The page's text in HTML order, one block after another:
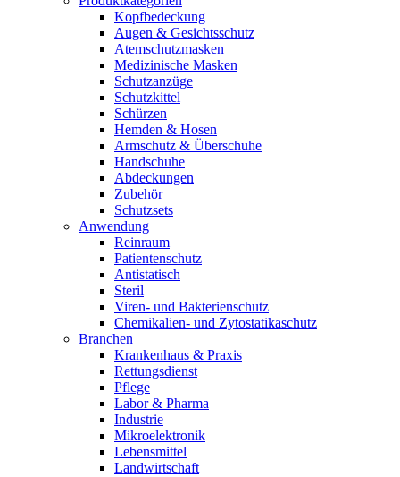
Kopfbedeckung
Augen & Gesichtsschutz
Atemschutzmasken
Medizinische Masken
Schutzanzüge
Schutzkittel
Schürzen
Hemden & Hosen
Armschutz & Überschuhe
Handschuhe
Abdeckungen
Zubehör
Schutzsets
Anwendung
Reinraum
Patientenschutz
Antistatisch
Steril
Viren- und Bakterienschutz
Chemikalien- und Zytostatikaschutz
Branchen
Krankenhaus & Praxis
Rettungsdienst
Pflege
Labor & Pharma
Industrie
Mikroelektronik
Lebensmittel
Landwirtschaft